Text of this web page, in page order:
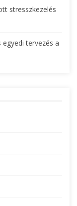
stresszkezelés
tervezés a